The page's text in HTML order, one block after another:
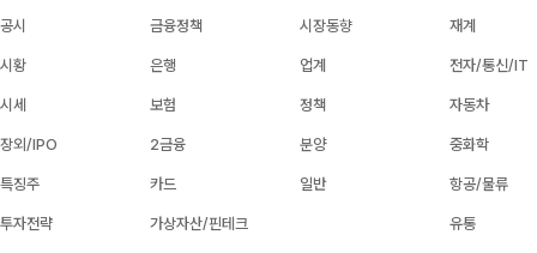
공시
시황
시세
장외/IPO
특징주
투자전략
금융정책
은행
보험
2금융
카드
가상자산/핀테크
시장동향
업계
정책
분양
일반
재계
전자/통신/IT
자동차
중화학
항공/물류
유통